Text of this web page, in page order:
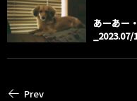
あーあー
Prev